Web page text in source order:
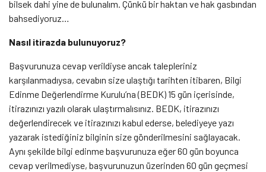
bilsek dahi yine de bulunalım. Çünkü bir haktan ve hak gasbından
bahsediyoruz…
Nasıl itirazda bulunuyoruz?
Başvurunuza cevap verildiyse ancak talepleriniz
karşılanmadıysa, cevabın size ulaştığı tarihten itibaren, Bilgi
Edinme Değerlendirme Kurulu’na (BEDK) 15 gün içerisinde,
itirazınızı yazılı olarak ulaştırmalısınız. BEDK, itirazınızı
değerlendirecek ve itirazınızı kabul ederse, belediyeye yazı
yazarak istediğiniz bilginin size gönderilmesini sağlayacak.
Aynı şekilde bilgi edinme başvurunuza eğer 60 gün boyunca
cevap verilmediyse, başvurunuzun üzerinden 60 gün geçmesi